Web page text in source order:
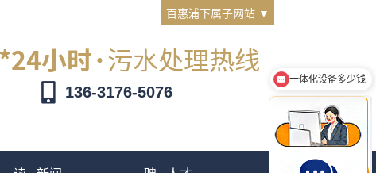
百惠浦下属子网站 ▼
136-3176-5076
一体化设备多少钱